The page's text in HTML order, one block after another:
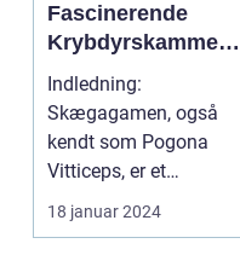
Fascinerende
Krybdyrskammera
t
Indledning:
Skægagamen, også
kendt som Pogona
Vitticeps, er et
fascinerende krybdyr,
som har vundet...
18 januar 2024